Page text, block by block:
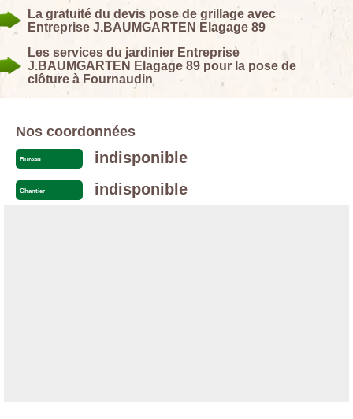
La gratuité du devis pose de grillage avec
Entreprise J.BAUMGARTEN Elagage 89
Les services du jardinier Entreprise
J.BAUMGARTEN Elagage 89 pour la pose de
clôture à Fournaudin
Nos coordonnées
Bureau indisponible
Chantier indisponible